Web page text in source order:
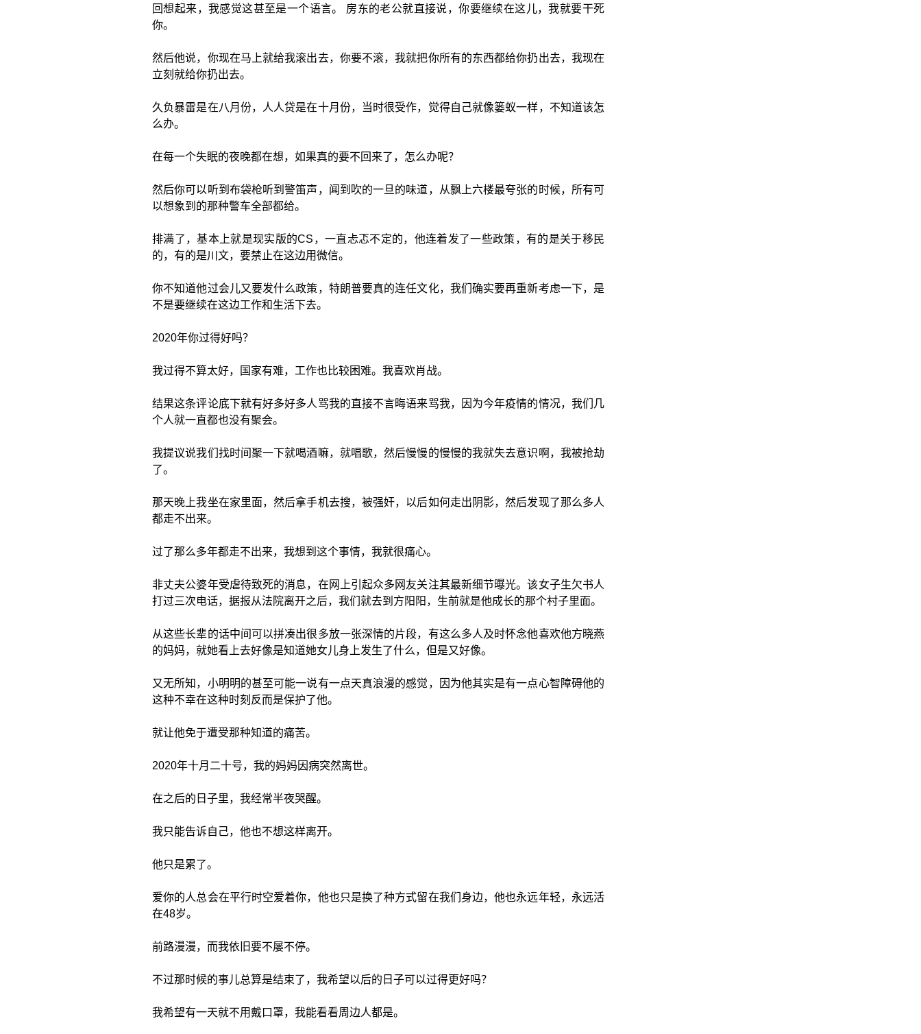
回想起来，我感觉这甚至是一个语言。 房东的老公就直接说，你要继续在这儿，我就要干死
你。
然后他说，你现在马上就给我滚出去，你要不滚，我就把你所有的东西都给你扔出去，我现在
立刻就给你扔出去。
久负暴雷是在八月份，人人贷是在十月份，当时很受作，觉得自己就像篓蚁一样，不知道该怎
么办。
在每一个失眠的夜晚都在想，如果真的要不回来了，怎么办呢？
然后你可以听到布袋枪听到警笛声，闻到吹的一旦的味道，从飘上六楼最夸张的时候，所有可
以想象到的那种警车全部都给。
排满了，基本上就是现实版的CS，一直忐忑不定的，他连着发了一些政策，有的是关于移民
的，有的是川文，要禁止在这边用微信。
你不知道他过会儿又要发什么政策，特朗普要真的连任文化，我们确实要再重新考虑一下，是
不是要继续在这边工作和生活下去。
2020年你过得好吗？
我过得不算太好，国家有难，工作也比较困难。我喜欢肖战。
结果这条评论底下就有好多好多人骂我的直接不言晦语来骂我，因为今年疫情的情况，我们几
个人就一直都也没有聚会。
我提议说我们找时间聚一下就喝酒嘛，就唱歌，然后慢慢的慢慢的我就失去意识啊，我被抢劫
了。
那天晚上我坐在家里面，然后拿手机去搜，被强奸，以后如何走出阴影，然后发现了那么多人
都走不出来。
过了那么多年都走不出来，我想到这个事情，我就很痛心。
非丈夫公婆年受虐待致死的消息，在网上引起众多网友关注其最新细节曝光。该女子生欠书人
打过三次电话，据报从法院离开之后，我们就去到方阳阳，生前就是他成长的那个村子里面。
从这些长辈的话中间可以拼凑出很多放一张深情的片段，有这么多人及时怀念他喜欢他方晓燕
的妈妈，就她看上去好像是知道她女儿身上发生了什么，但是又好像。
又无所知，小明明的甚至可能一说有一点天真浪漫的感觉，因为他其实是有一点心智障碍他的
这种不幸在这种时刻反而是保护了他。
就让他免于遭受那种知道的痛苦。
2020年十月二十号，我的妈妈因病突然离世。
在之后的日子里，我经常半夜哭醒。
我只能告诉自己，他也不想这样离开。
他只是累了。
爱你的人总会在平行时空爱着你，他也只是换了种方式留在我们身边，他也永远年轻，永远活
在48岁。
前路漫漫，而我依旧要不屡不停。
不过那时候的事儿总算是结束了，我希望以后的日子可以过得更好吗？
我希望有一天就不用戴口罩，我能看看周边人都是。